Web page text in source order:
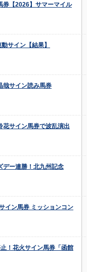
券【2026】サマーマイル
サイン【結果】
哉サイン読み馬券
花サイン馬券で波乱演出
デー連勝！北九州記念
イン馬券 ミッションコン
！花火サイン馬券「函館